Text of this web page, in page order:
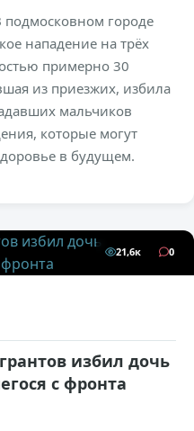
городе
нападение на трёх
примерно 30
из приезжих, избила
мальчиков
которые могут
в будущем.
21,6к 0
избил дочь
с фронта